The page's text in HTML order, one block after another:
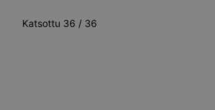
Katsottu 36 / 36